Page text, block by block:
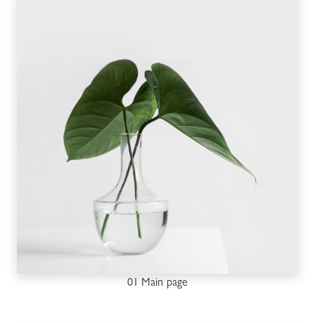
01 Main page